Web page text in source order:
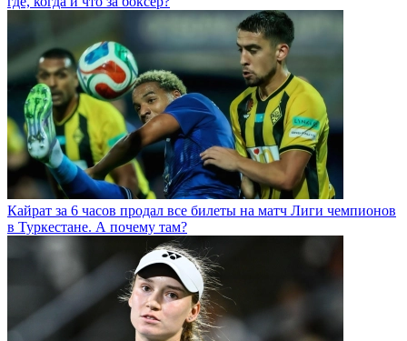
Кайрат за 6 часов продал все билеты на матч Лиги чемпионов
в Туркестане. А почему там?